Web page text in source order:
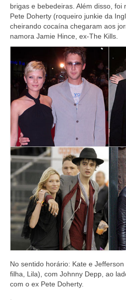
brigas e bebedeiras. Além disso,
Pete Doherty (roqueiro junkie da
cheirando cocaína chegaram aos
namora Jamie Hince, ex-The Kills.
No sentido horário: Kate e
filha, Lila), com Johnny Depp, ao
com o ex Pete Doherty.